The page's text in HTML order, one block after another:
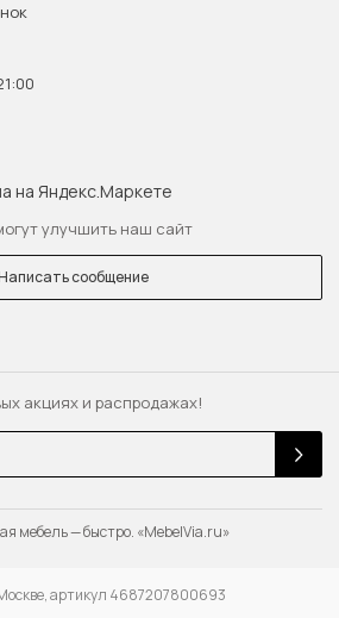
Москве, артикул 4687207800693
акциях и распродажах!
улучшить наш сайт
сообщение
мебель — быстро. «MebelVia.ru»